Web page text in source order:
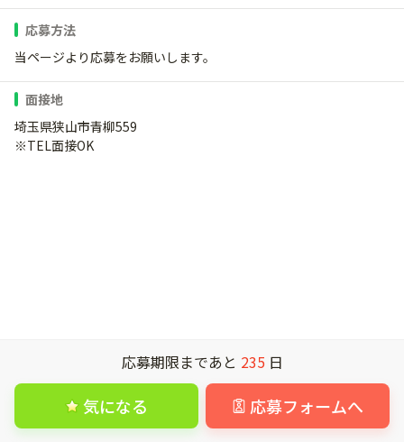
応募方法
当ページより応募をお願いします。
面接地
埼玉県狭山市青柳559
※TEL面接OK
応募期限まであと 235 日
気になる 応募フォームへ